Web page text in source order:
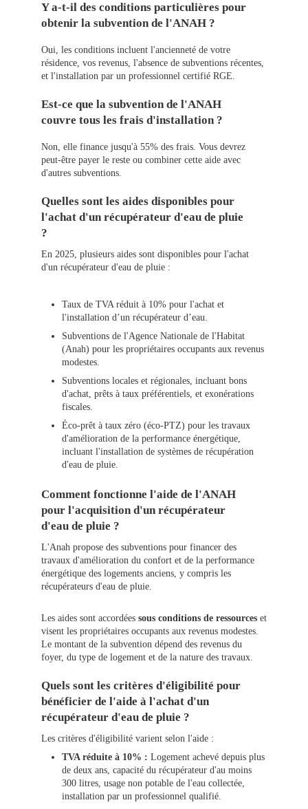
Y a-t-il des conditions particulières pour
obtenir la subvention de l'ANAH ?
Oui, les conditions incluent l'ancienneté de votre
résidence, vos revenus, l'absence de subventions récentes,
et l'installation par un professionnel certifié RGE.
Est-ce que la subvention de l'ANAH
couvre tous les frais d'installation ?
Non, elle finance jusqu'à 55% des frais. Vous devrez
peut-être payer le reste ou combiner cette aide avec
d'autres subventions.
Quelles sont les aides disponibles pour
l'achat d'un récupérateur d'eau de pluie
?
En 2025, plusieurs aides sont disponibles pour l'achat
d'un récupérateur d'eau de pluie :
Taux de TVA réduit à 10% pour l'achat et
l'installation d’un récupérateur d’eau.
Subventions de l'Agence Nationale de l'Habitat
(Anah) pour les propriétaires occupants aux revenus
modestes.
Subventions locales et régionales, incluant bons
d'achat, prêts à taux préférentiels, et exonérations
fiscales.
Éco-prêt à taux zéro (éco-PTZ) pour les travaux
d'amélioration de la performance énergétique,
incluant l'installation de systèmes de récupération
d'eau de pluie.
Comment fonctionne l'aide de l'ANAH
pour l'acquisition d'un récupérateur
d'eau de pluie ?
L'Anah propose des subventions pour financer des
travaux d'amélioration du confort et de la performance
énergétique des logements anciens, y compris les
récupérateurs d'eau de pluie.
Les aides sont accordées sous conditions de ressources et
visent les propriétaires occupants aux revenus modestes.
Le montant de la subvention dépend des revenus du
foyer, du type de logement et de la nature des travaux.
Quels sont les critères d'éligibilité pour
bénéficier de l'aide à l'achat d'un
récupérateur d'eau de pluie ?
Les critères d'éligibilité varient selon l'aide :
TVA réduite à 10% : Logement achevé depuis plus
de deux ans, capacité du récupérateur d'au moins
300 litres, usage non potable de l'eau collectée,
installation par un professionnel qualifié.